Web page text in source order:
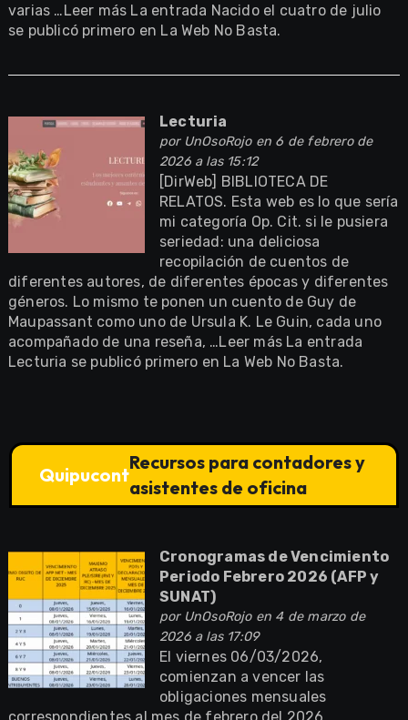
varias …Leer más La entrada Nacido el cuatro de julio
se publicó primero en La Web No Basta.
Lecturia
por UnOsoRojoen 6 de febrero de
2026 a las 15:12
[DirWeb] BIBLIOTECA DE
RELATOS. Esta web es lo que sería
mi categoría Op. Cit. si le pusiera
seriedad: una deliciosa
recopilación de cuentos de
diferentes autores, de diferentes épocas y diferentes
géneros. Lo mismo te ponen un cuento de Guy de
Maupassant como uno de Ursula K. Le Guin, cada uno
acompañado de una reseña, …Leer más La entrada
Lecturia se publicó primero en La Web No Basta.
Quipucont
Recursos para contadores y
asistentes de oficina
Cronogramas de Vencimiento
Periodo Febrero 2026 (AFP y
SUNAT)
por UnOsoRojoen 4 de marzo de
2026 a las 17:09
El viernes 06/03/2026,
comienzan a vencer las
obligaciones mensuales